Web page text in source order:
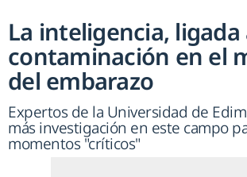
La inteligencia, ligada
contaminación en el
del embarazo
Expertos de la Universidad de
más investigación en este campo
momentos "críticos"